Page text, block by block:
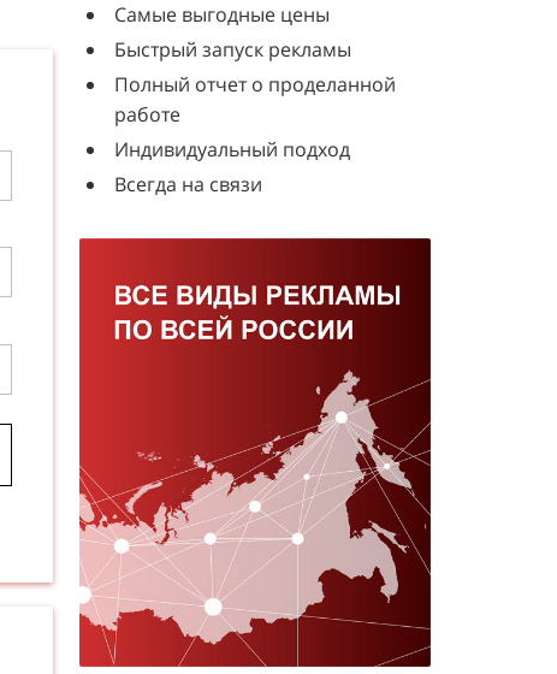
Самые выгодные цены
Быстрый запуск рекламы
Полный отчет о проделанной
работе
Индивидуальный подход
Всегда на связи